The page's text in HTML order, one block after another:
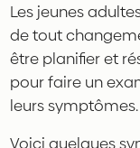
Les jeunes
de tout
être planifier et
pour faire un
leurs symptômes.
Voici quelques